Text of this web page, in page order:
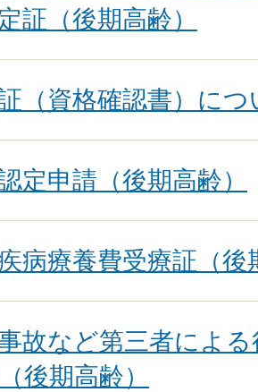
証（後期高齢）
（資格確認書）に
定申請（後期高齢）
病療養費受療証（後
故など第三者によ
後期高齢）